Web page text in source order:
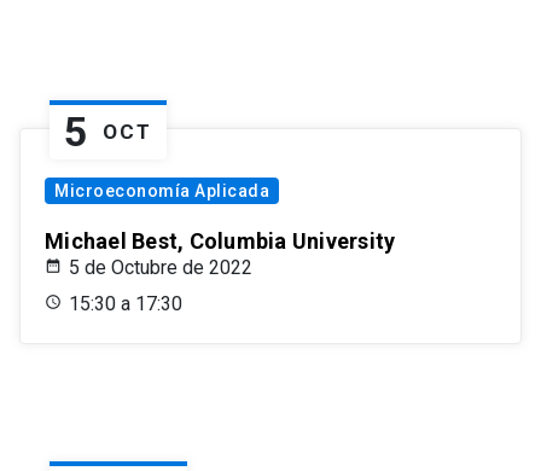
5 OCT
Microeconomía Aplicada
Michael Best, Columbia University
5 de Octubre de 2022
15:30 a 17:30